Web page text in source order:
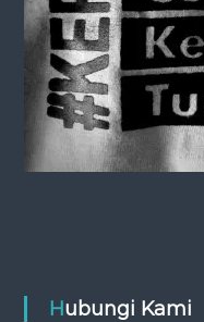
o
Hubungi Kami